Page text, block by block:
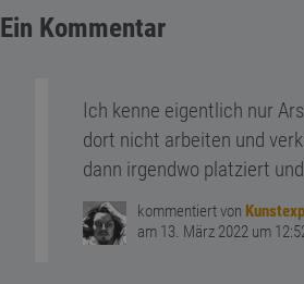
Ein Kommentar
Ich kenne eigentlich nur
dort nicht arbeiten und
dann irgendwo platziert
kommentiert von
am 13. März 2022 um